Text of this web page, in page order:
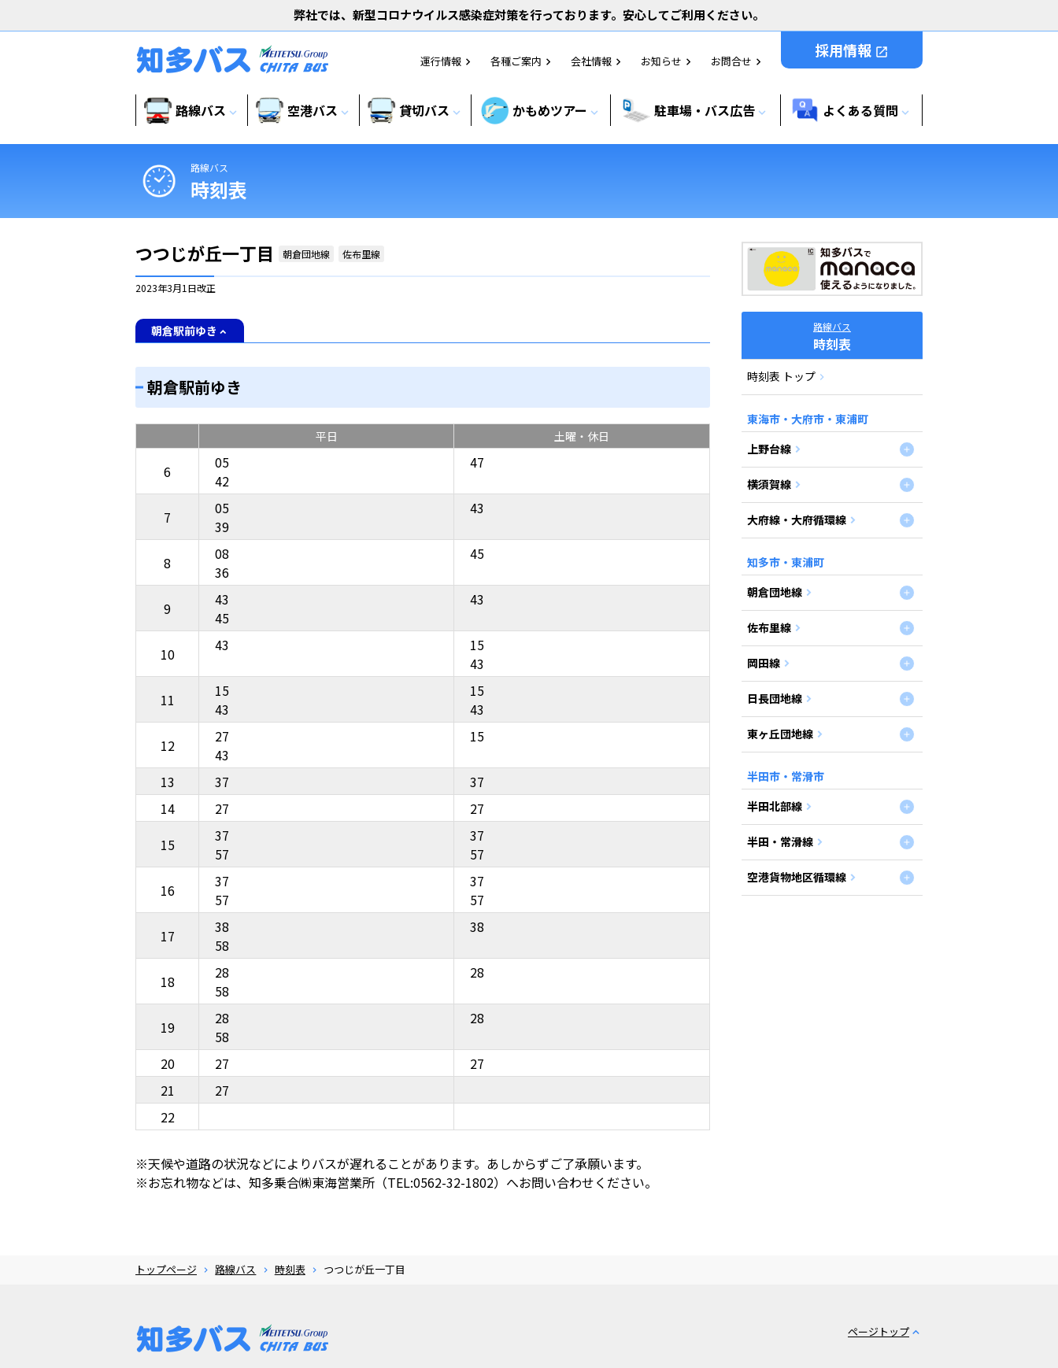
弊社では、新型コロナウイルス感染症対策を行っております。安心してご利用ください。
運行情報 chevron_right 各種ご案内 chevron_right 会社情報 chevron_right お知らせ chevron_right お問合せ chevron_right
採用情報 open_in_new
路線バス expand_more 空港バス expand_more 貸切バス expand_more かもめツアー expand_more 駐車場・バス広告expand_more よくある質問 expand_more
路線バス
時刻表
つつじが丘一丁目 朝倉団地線 佐布里線
2023年3月1日改正
朝倉駅前ゆき
朝倉駅前ゆき
平日
6
7
8
9
10
11
12
13
14
15
16
17
18
19
20
21
22
05
42
05
39
08
36
43
45
43
15
43
27
43
37
27
37
57
37
57
38
58
28
58
28
58
27
27
土曜・休日
47
43
45
43
15
43
15
43
15
37
27
37
57
37
57
38
28
28
27
※天候や道路の状況などによりバスが遅れることがあります。あしからずご了承願います。
※お忘れ物などは、知多乗合㈱東海営業所（TEL:0562-32-1802）へお問い合わせください。
路線バス
時刻表
時刻表 トップ
東海市・大府市・東浦町
上野台線
横須賀線
大府線・大府循環線
知多市・東浦町
朝倉団地線
佐布里線
岡田線
日長団地線
東ヶ丘団地線
半田市・常滑市
半田北部線
半田・常滑線
空港貨物地区循環線
トップページ 路線バス 時刻表 つつじが丘一丁目
ページトップ expand_less